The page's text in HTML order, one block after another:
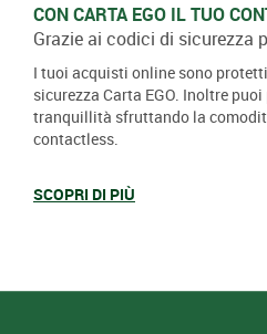
CON CARTA EGO IL TUO
Grazie ai codici di sicurezza
I tuoi acquisti online sono
sicurezza Carta EGO. Inoltre
tranquillità sfruttando la
contactless.
SCOPRI DI PIÙ